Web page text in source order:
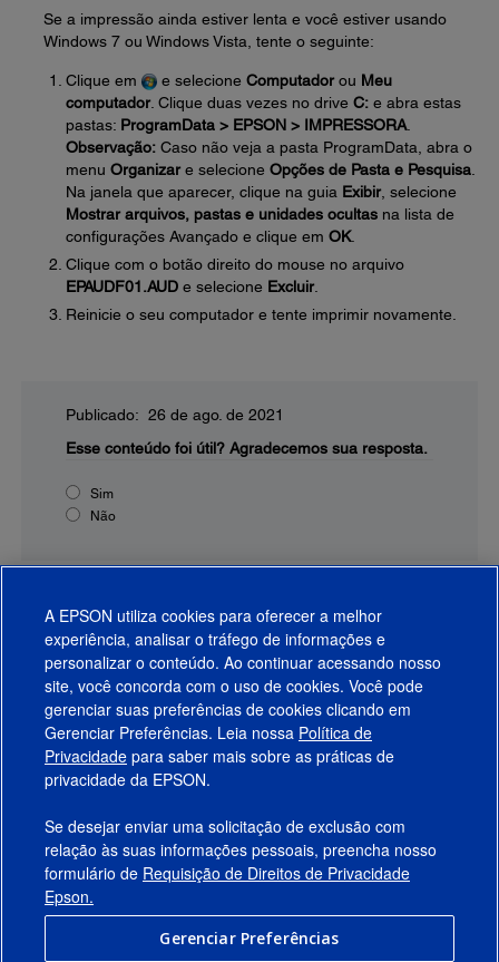
Se a impressão ainda estiver lenta e você estiver usando
Windows 7 ou Windows Vista, tente o seguinte:
Clique em e selecione Computadorou Meu
computador. Clique duas vezes no drive C: e abra estas
pastas: ProgramData > EPSON > IMPRESSORA.
Observação: Caso não veja a pasta ProgramData, abra o
menu Organizare selecione Opções de Pasta e Pesquisa
Na janela que aparecer, clique na guia Exibir, selecione
Mostrar arquivos, pastas e unidades ocultas na lista de
configurações Avançado e clique em OK.
Clique com o botão direito do mouse no arquivo
EPAUDF01.AUD e selecione Excluir.
Reinicie o seu computador e tente imprimir novamente.
Publicado: 26 de ago. de 2021
Esse conteúdo foi útil? Agradecemos sua resposta.
Sim
Não
Produtos
Suporte
Links Sugeridos
Empresa
Conecte-se com a Epson
A EPSON utiliza cookies para oferecer a melhor
experiência, analisar o tráfego de informações e
personalizar o conteúdo. Ao continuar acessando nosso
site, você concorda com o uso de cookies. Você pode
gerenciar suas preferências de cookies clicando em
Gerenciar Preferências. Leia nossa Política de
Privacidade para saber mais sobre as práticas de
privacidade da EPSON.
Se desejar enviar uma solicitação de exclusão com
relação às suas informações pessoais, preencha nosso
formulário de Requisição de Direitos de Privacidade
Epson.
Gerenciar Preferências